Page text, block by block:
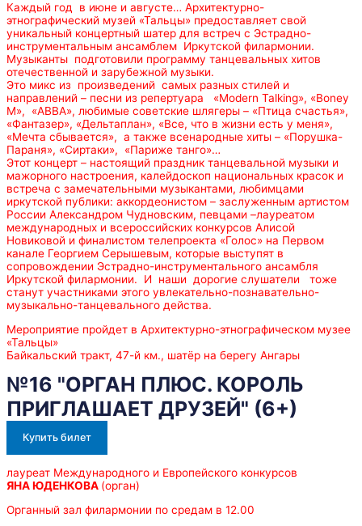
Каждый год в июне и августе… Архитектурно-
этнографический музей «Тальцы» предоставляет свой
уникальный концертный шатер для встреч с Эстрадно-
инструментальным ансамблем Иркутской филармонии.
Музыканты подготовили программу танцевальных хитов
отечественной и зарубежной музыки.
Это микс из произведений самых разных стилей и
направлений – песни из репертуара «Modern Talking», «Boney
M», «АВВА», любимые советские шлягеры – «Птица счастья»,
«Фантазер», «Дельтаплан», «Все, что в жизни есть у меня»,
«Мечта сбывается», а также всенародные хиты – «Порушка-
Параня», «Сиртаки», «Париже танго»…
Этот концерт – настоящий праздник танцевальной музыки и
мажорного настроения, калейдоскоп национальных красок и
встреча с замечательными музыкантами, любимцами
иркутской публики: аккордеонистом – заслуженным артистом
России Александром Чудновским, певцами –лауреатом
международных и всероссийских конкурсов Алисой
Новиковой и финалистом телепроекта «Голос» на Первом
канале Георгием Серышевым, которые выступят в
сопровождении Эстрадно-инструментального ансамбля
Иркутской филармонии. И наши дорогие слушатели тоже
станут участниками этого увлекательно-познавательно-
музыкально-танцевального действа.
Мероприятие пройдет в Архитектурно-этнографическом музее
«Тальцы»
Байкальский тракт, 47-й км., шатёр на берегу Ангары
№16 "ОРГАН ПЛЮС. КОРОЛЬ
ПРИГЛАШАЕТ ДРУЗЕЙ" (6+)
Купить билет
лауреат Международного и Европейского конкурсов
ЯНА ЮДЕНКОВА (орган)
Органный зал филармонии по средам в 12.00